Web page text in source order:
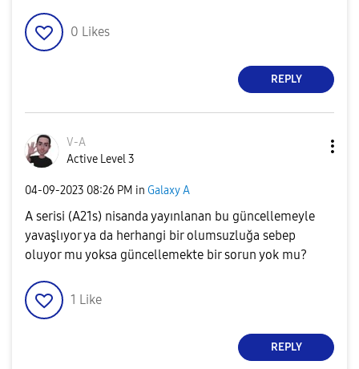
0 Likes
REPLY
V-A
Active Level 3
‎04-09-2023 08:26 PM in Galaxy A
A serisi (A21s) nisanda yayınlanan bu güncellemeyle
yavaşlıyor ya da herhangi bir olumsuzluğa sebep
oluyor mu yoksa güncellemekte bir sorun yok mu?
1 Like
REPLY